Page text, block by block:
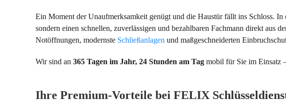
Ein Moment der Unaufmerksamkeit genügt und die Haustür fällt ins Schloss.
sondern einen schnellen, zuverlässigen und bezahlbaren Fachmann direkt aus
Notöffnungen, modernste Schließanlagen und maßgeschneiderten
Wir sind an 365 Tagen im Jahr, 24 Stunden am Tag mobil für Sie im Einsatz
Ihre Premium-Vorteile bei FELIX